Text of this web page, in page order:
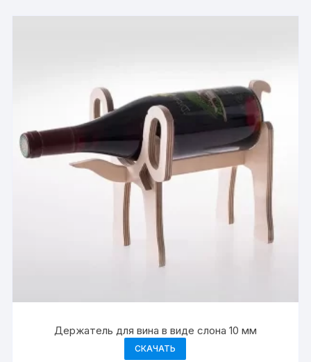
Держатель для вина в виде слона 10 мм
СКАЧАТЬ